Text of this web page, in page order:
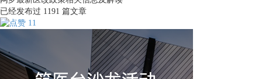
已经发布过 1191 篇文章
11